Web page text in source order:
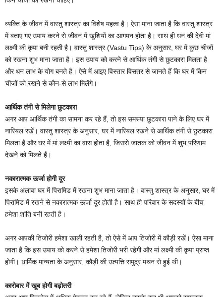
व्यक्ति के जीवन में वास्तु शास्त्र का विशेष महत्व है। ऐसा माना जाता है कि वास्तु शास्त्र
में बताए गए उपाय करने से जीवन में खुशियों का आगमन होता है। साथ ही धन की देवी मां
लक्ष्मी की कृपा बनी रहती है। वास्तु शास्त्र (Vastu Tips) के अनुसार, घर में कुछ चीजों
को रखना शुभ माना जाता है। इस उपाय को करने से आर्थिक तंगी से छुटकारा मिलता है
और धन लाभ के योग बनते है। ऐसे में आइए विस्तार विसतर से जानते हैं कि घर में किन
चीजों को रखने से कौन-से लाभ मिलेंगे।
आर्थिक तंगी से मिलेगा छुटकारा
अगर आप आर्थिक तंगी का सामना कर रहे हैं, तो इस समस्या छुटकारा पाने के लिए घर में
नारियल रखें। वास्तु शास्त्र के अनुसार, घर में नारियल रखने से आर्थिक तंगी से छुटकारा
मिलता है और घर में मां लक्ष्मी का वास होता है, जिससे जातक को जीवन में शुभ परिणाम
देखने को मिलते हैं।
नकारात्मक ऊर्जा होगी दूर
इसके अलावा घर में पिरामिड में रखना शुभ माना जाता है। वास्तु शास्त्र के अनुसार, घर में
पिरामिड में रखने से नकारात्मक ऊर्जा दूर होती है। साथ ही परिवार के सदस्यों के बीच
हमेशा शांति बनी रहती है।
अगर आपकी तिजोरी हमेशा खाली रहती है, तो ऐसे में आप तिजोरी में कौड़ी रखें। ऐसा माना
जाता है कि इस उपाय को करने से हमेशा तिजोरी भरी रहेगी और मां लक्ष्मी की कृपा प्राप्त
होगी। धार्मिक मान्यता के अनुसार, कौड़ी की उत्पत्ति समुद्र मंथन से हुई थी।
कारोबार में खूब होगी बढ़ोतरी